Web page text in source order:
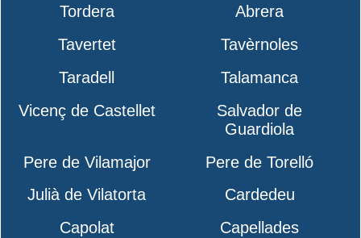
Tordera
Abrera
Tavertet
Tavèrnoles
Taradell
Talamanca
Vicenç de Castellet
Salvador de
Guardiola
Pere de Vilamajor
Pere de Torelló
Julià de Vilatorta
Cardedeu
Capolat
Capellades